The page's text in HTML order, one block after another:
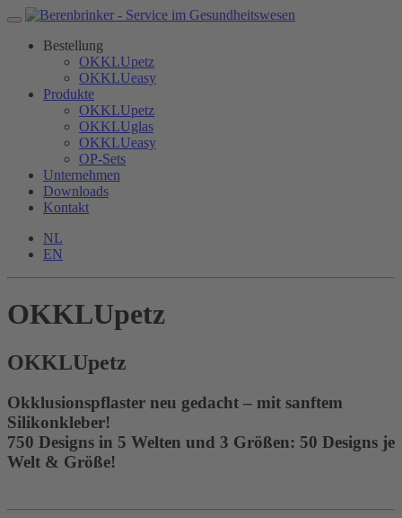
Bestellung
OKKLUpetz
OKKLUeasy
Produkte
OKKLUpetz
OKKLUglas
OKKLUeasy
OP-Sets
Unternehmen
Downloads
Kontakt
NL
EN
OKKLUpetz
OKKLUpetz
Okklusionspflaster neu gedacht – mit sanftem
Silikonkleber!
750 Designs in 5 Welten und 3 Größen: 50 Designs je
Welt & Größe!